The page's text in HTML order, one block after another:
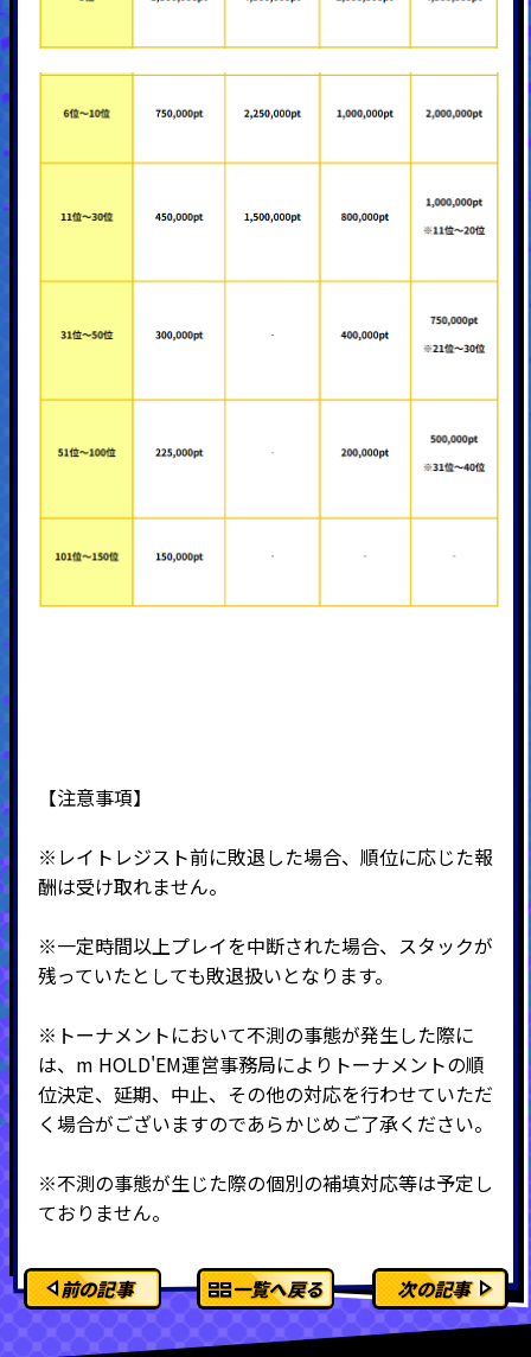
【注意事項】
※ レイトレジスト前に敗退した場合、順位に応じた報
酬は受け取れません。
※一定時間以上プレイを中断された場合、スタックが
残っていたとしても敗退扱いとなります。
※トーナメントにおいて不測の事態が発生した際に
は、m HOLD'EM運営事務局によりトーナメントの順
位決定、延期、中止、その他の対応を行わせていただ
く場合がございますのであらかじめご了承ください。
※不測の事態が生じた際の個別の補填対応等は予定し
ておりません。
前の記事 一覧へ戻る 次の記事